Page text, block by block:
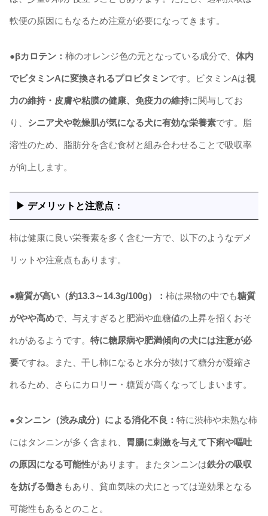
軟便の原因にもなるため注意が必要になってきます。
●βカロテン： 柿のオレンジ色の元となっている成分で、 体内
でビタミンAに変換されるプロビタミンです。ビタミンAは視
力の維持・皮膚や粘膜の健康、免疫力の維持に関与してお
り、 シニア犬や乾燥肌が気になる犬に有効な栄養素です。脂
溶性のため、脂肪分を含む食材と組み合わせることで吸収率
が向上します。
▶ デメリットと注意点：
柿は健康に良い栄養素を多く含む一方で、以下のようなデメ
リットや注意点もあります。
●糖質が高い（約13.3～14.3g/100g）： 柿は果物の中でも糖質
がやや高めで、与えすぎると肥満や血糖値の上昇を招くおそ
れがあるようです。 特に糖尿病や肥満傾向の犬には注意が必
要ですね。また、干し柿になると水分が抜けて糖分が凝縮さ
れるため、さらにカロリー・糖質が高くなってしまいます。
●タンニン（渋み成分）による消化不良： 特に渋柿や未熟な柿
にはタンニンが多く含まれ、 胃腸に刺激を与えて下痢や嘔吐
の原因になる可能性があります。またタンニンは鉄分の吸収
を妨げる働き もあり、貧血気味の犬にとっては逆効果となる
可能性もあるとのこと。